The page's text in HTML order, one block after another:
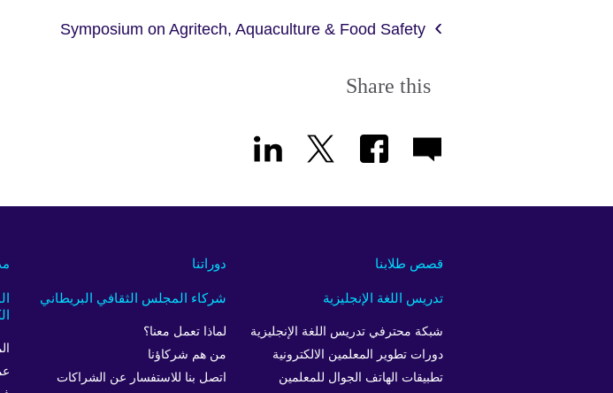
Symposium on Agritech, Aquaculture & Food Safety
Share this
دوراتنا قصص طلابنا
شركاء المجلس الثقافي البريطاني
لماذا تعمل معنا؟
من هم شركاؤنا
اتصل بنا للاستفسار عن الشراكات
تدريس اللغة الإنجليزية
شبكة محترفي تدريس اللغة الإنجليزية
دورات تطوير المعلمين الالكترونية
تطبيقات الهاتف الجوال للمعلمين